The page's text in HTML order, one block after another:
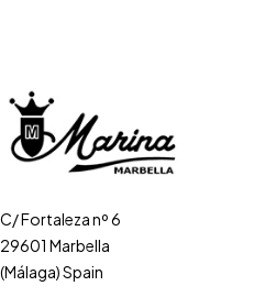
C/ Fortaleza nº 6
29601 Marbella
(Málaga) Spain